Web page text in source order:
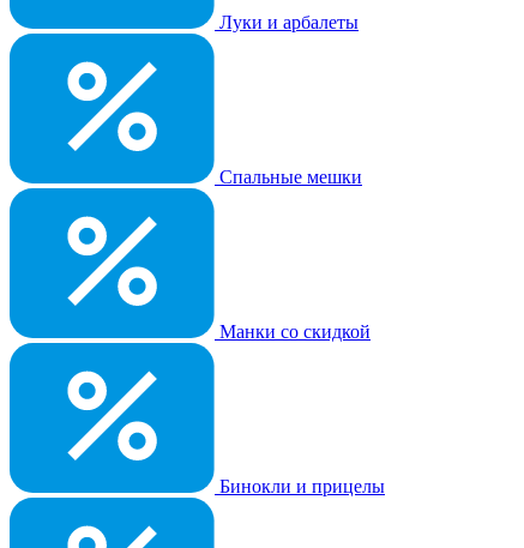
Луки и арбалеты
Спальные мешки
Манки со скидкой
Бинокли и прицелы